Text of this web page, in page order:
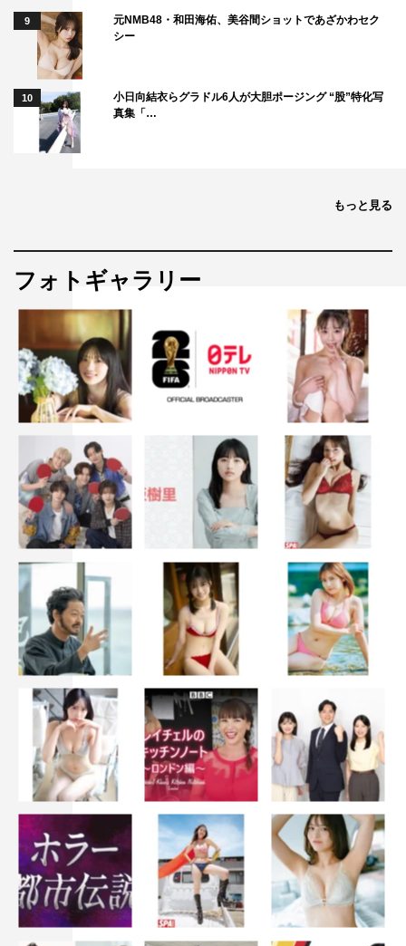
また、見どころについては「最後の『オ・レ！』という掛
シッと決めて、あとは細かい振り付けとかそういうことよ
ん』という感じで盛り上がってもらえたら嬉しいですね」
とアピールしていた。香取へのインタビュー全文は、次ペ
ージを参照。
＜動画＞
WEB動画「レモスパサンバ」篇
https://youtu.be/pgF23NKvUTo
香取慎吾インタビューはこちら
1 全文表示
香取慎吾
9
元NMB48・和田海佑、美谷間ショットであざかわセク
シー
10
小日向結衣らグラドル6人が大胆ポージング “股”特化写
真集「…
もっと見る
フォトギャラリー